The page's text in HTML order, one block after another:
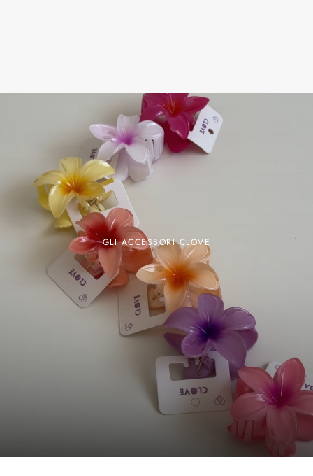
GLI ACCESSORI CLOVE